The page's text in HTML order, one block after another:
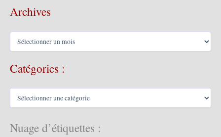
Archives
A
h
s
Catégories :
C
é
g
Nuage d’étiquettes :